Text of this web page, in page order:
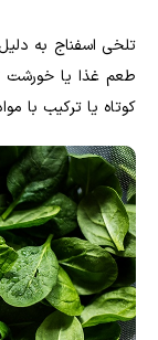
تلخی اسفناج به
طعم غذا یا خورشت
کوتاه یا ترکیب با